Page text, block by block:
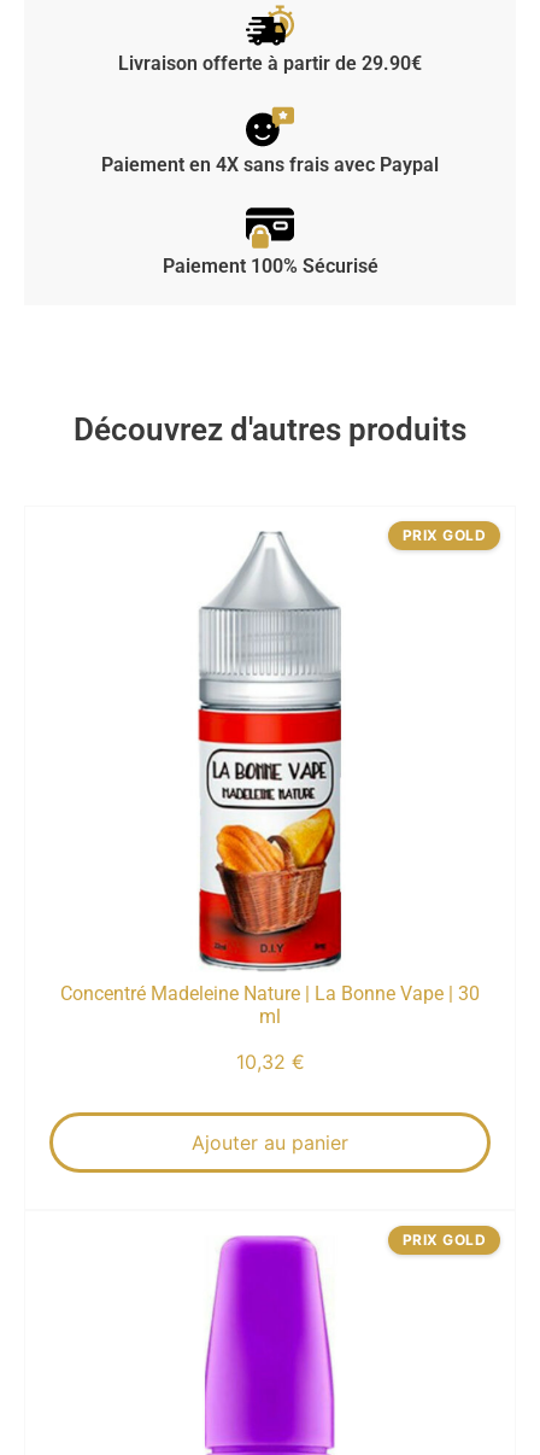
Livraison offerte à partir de 29.90€
Paiement en 4X sans frais avec Paypal
Paiement 100% Sécurisé
Découvrez d'autres produits
Concentré Madeleine Nature | La Bonne Vape | 30
ml
10,32 €
Ajouter au panier
PRIX GOLD
PRIX GOLD